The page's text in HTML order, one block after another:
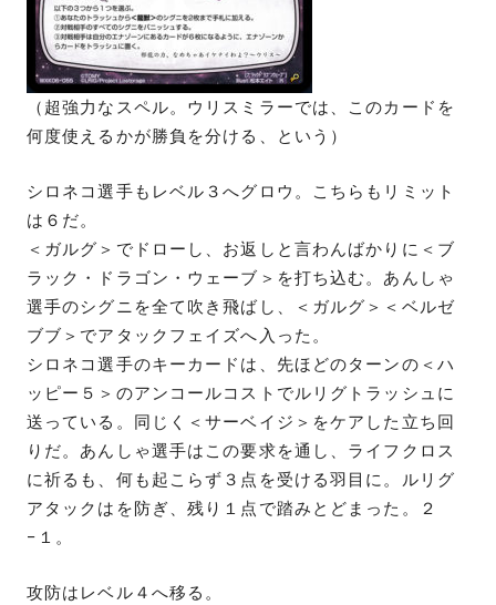
（超強力なスペル。ウリスミラーでは、このカードを
何度使えるかが勝負を分ける、という）
シロネコ選手もレベル３へグロウ。こちらもリミット
は６だ。
＜ガルグ＞でドローし、お返しと言わんばかりに＜ブ
ラック・ドラゴン・ウェーブ＞を打ち込む。あんしゃ
選手のシグニを全て吹き飛ばし、＜ガルグ＞＜ベルゼ
ブブ＞でアタックフェイズへ入った。
シロネコ選手のキーカードは、先ほどのターンの＜ハ
ッピー５＞のアンコールコストでルリグトラッシュに
送っている。同じく＜サーベイジ＞をケアした立ち回
りだ。あんしゃ選手はこの要求を通し、ライフクロス
に祈るも、何も起こらず３点を受ける羽目に。ルリグ
アタックはを防ぎ、残り１点で踏みとどまった。２
−１。
攻防はレベル４へ移る。